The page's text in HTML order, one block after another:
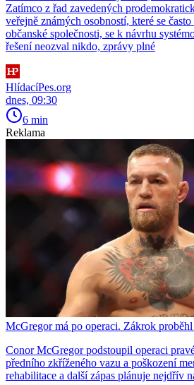
Zatímco z řad zavedených
veřejně známých osobností, které se
občanské společnosti, se k návrhu
řešení neozval nikdo, zprávy plné
HlídacíPes.org
dnes, 09:30
6 min
Reklama
McGregor má po operaci. Zákrok
Conor McGregor podstoupil operaci
předního zkříženého vazu a poškození
rehabilitace a další zápas plánuje nejdřív